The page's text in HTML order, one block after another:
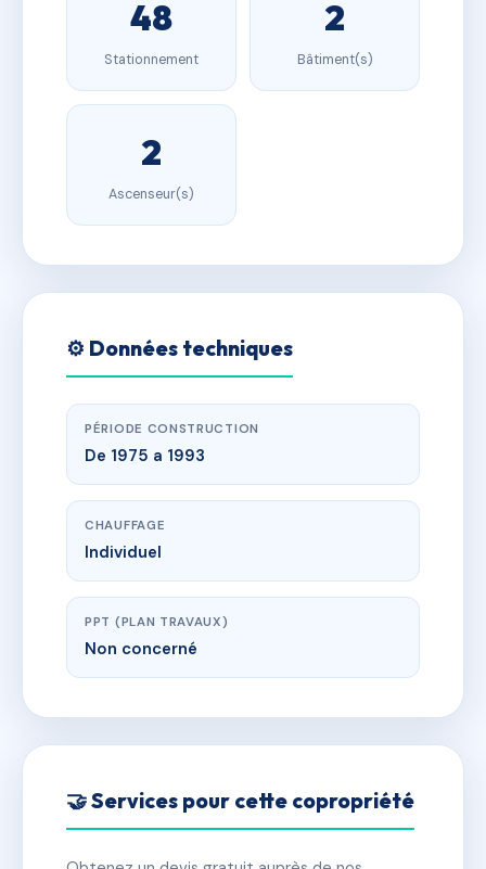
48
Stationnement
2
Bâtiment(s)
2
Ascenseur(s)
⚙️ Données techniques
PÉRIODE CONSTRUCTION
De 1975 a 1993
CHAUFFAGE
Individuel
PPT (PLAN TRAVAUX)
Non concerné
🤝 Services pour cette copropriété